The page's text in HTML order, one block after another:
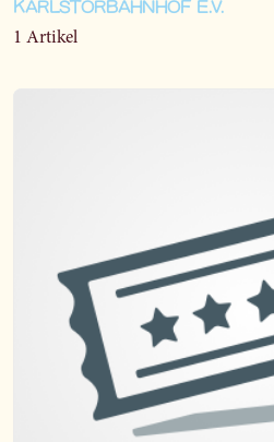
KARLSTORBAHNHOF E.V.
1 Artikel